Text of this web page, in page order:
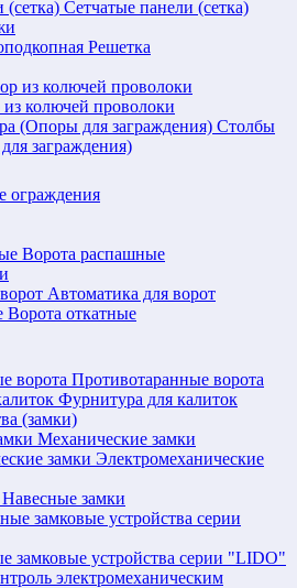
Сетчатые панели (сетка)
Решетка
колючей проволоки
Столбы
заграждения)
ограждения
Ворота распашные
Автоматика для ворот
Ворота откатные
Противотаранные ворота
Фурнитура для калиток
(замки)
Механические замки
Электромеханические
Навесные замки
замковые устройства серии "LIDO"